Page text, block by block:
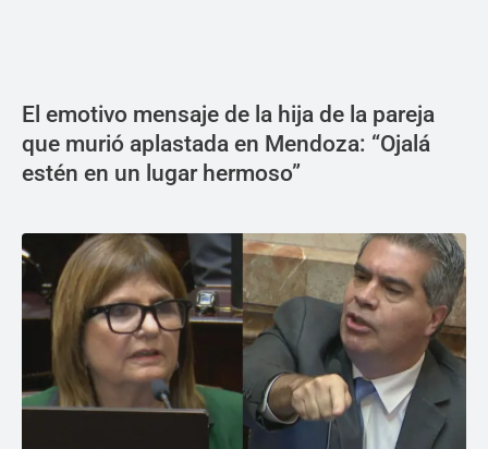
El emotivo mensaje de la hija de la pareja
que murió aplastada en Mendoza: “Ojalá
estén en un lugar hermoso”